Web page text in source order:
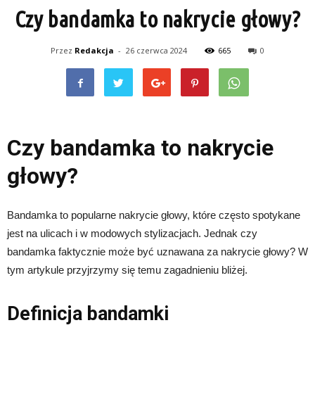
Czy bandamka to nakrycie głowy?
Przez Redakcja - 26 czerwca 2024 665 0
Czy bandamka to nakrycie
głowy?
Bandamka to popularne nakrycie głowy, które często spotykane
jest na ulicach i w modowych stylizacjach. Jednak czy
bandamka faktycznie może być uznawana za nakrycie głowy? W
tym artykule przyjrzymy się temu zagadnieniu bliżej.
Definicja bandamki